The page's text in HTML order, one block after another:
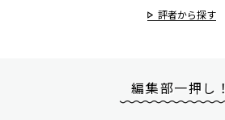
評者から探す
編集部一押し！